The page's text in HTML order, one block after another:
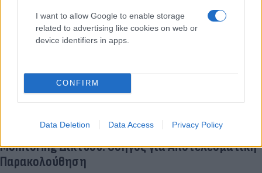
I want to allow Google to enable storage
related to advertising like cookies on web or
device identifiers in apps.
CONFIRM
Data Deletion Data Access Privacy Policy
Monitoring Δικτύου: Οδηγός για Αποτελεσματική
Παρακολούθηση